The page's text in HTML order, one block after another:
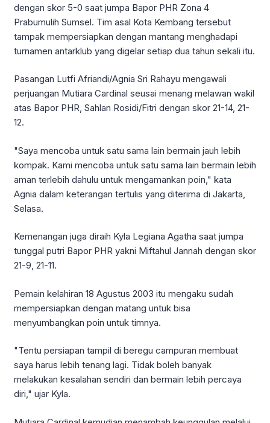
dengan skor 5-0 saat jumpa Bapor PHR Zona 4
Prabumulih Sumsel. Tim asal Kota Kembang tersebut
tampak mempersiapkan dengan mantang menghadapi
turnamen antarklub yang digelar setiap dua tahun sekali itu.
Pasangan Lutfi Afriandi/Agnia Sri Rahayu mengawali
perjuangan Mutiara Cardinal seusai menang melawan wakil
atas Bapor PHR, Sahlan Rosidi/Fitri dengan skor 21-14, 21-
12.
"Saya mencoba untuk satu sama lain bermain jauh lebih
kompak. Kami mencoba untuk satu sama lain bermain lebih
aman terlebih dahulu untuk mengamankan poin," kata
Agnia dalam keterangan tertulis yang diterima di Jakarta,
Selasa.
Kemenangan juga diraih Kyla Legiana Agatha saat jumpa
tunggal putri Bapor PHR yakni Miftahul Jannah dengan skor
21-9, 21-11.
Pemain kelahiran 18 Agustus 2003 itu mengaku sudah
mempersiapkan dengan matang untuk bisa
menyumbangkan poin untuk timnya.
"Tentu persiapan tampil di beregu campuran membuat
saya harus lebih tenang lagi. Tidak boleh banyak
melakukan kesalahan sendiri dan bermain lebih percaya
diri," ujar Kyla.